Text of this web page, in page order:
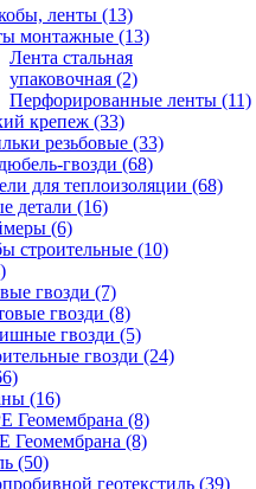
ленты (13)
монтажные (13)
Лента стальная
упаковочная (2)
Перфорированные ленты (11)
крепеж (33)
резьбовые (33)
гвозди (68)
для теплоизоляции (68)
детали (16)
(6)
строительные (10)
гвозди (7)
гвозди (8)
гвозди (5)
гвозди (24)
(16)
Геомембрана (8)
Геомембрана (8)
(50)
геотекстиль (39)